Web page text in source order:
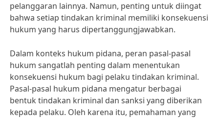
pelanggaran lainnya. Namun, penting untuk diingat
bahwa setiap tindakan kriminal memiliki konsekuensi
hukum yang harus dipertanggungjawabkan.
Dalam konteks hukum pidana, peran pasal-pasal
hukum sangatlah penting dalam menentukan
konsekuensi hukum bagi pelaku tindakan kriminal.
Pasal-pasal hukum pidana mengatur berbagai
bentuk tindakan kriminal dan sanksi yang diberikan
kepada pelaku. Oleh karena itu, pemahaman yang